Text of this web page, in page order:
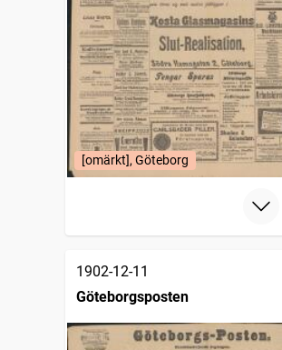
[omärkt], Göteborg
1902-12-11
Göteborgsposten